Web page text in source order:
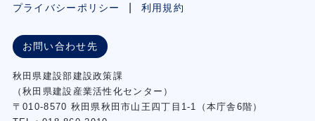
プライバシーポリシー
利用規約
お問い合わせ先
秋⽥県建設部建設政策課
（秋⽥県建設産業活性化センター）
〒010-8570 秋田県秋田市⼭王四丁⽬1-1（本庁舎6階）